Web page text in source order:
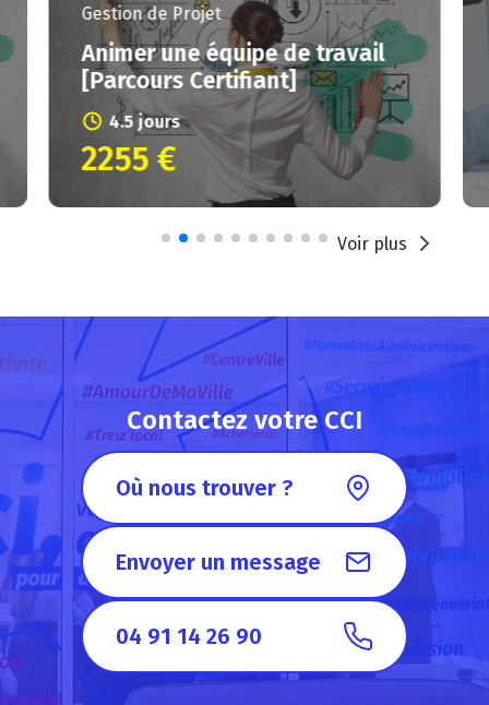
Gestion de Projet
Animer une équipe de travail
[Parcours Certifiant]
4.5 jours
2255 €
Voir plus
Contactez votre CCI
Où nous trouver ?
Envoyer un message
04 91 14 26 90